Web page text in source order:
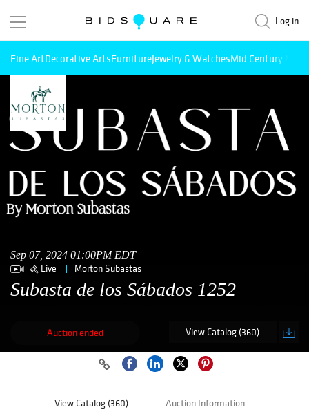
Log in
Fine ArtDecorative ArtsFurnitureJewelry & WatchesMid Century
Sep 07, 2024 01:00PM EDT
Live Morton Subastas
Subasta de los Sábados 1252
Auction ended View Catalog (360)
View Catalog (360) Auction Information